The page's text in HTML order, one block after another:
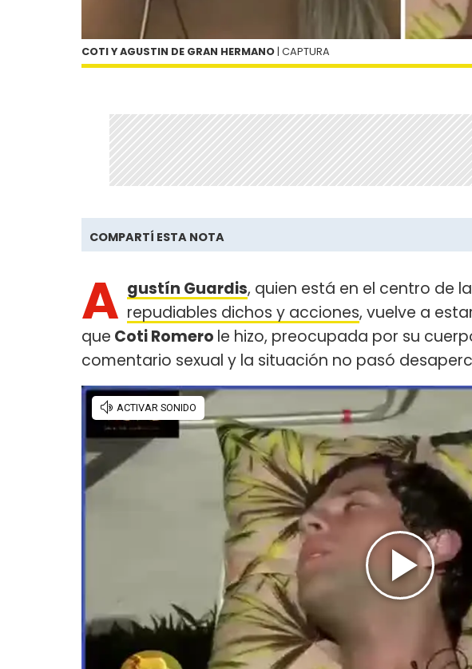
COTI Y AGUSTIN DE GRAN HERMANO | CAPTURA
COMPARTÍ ESTA NOTA
A gustín Guardis, quien está en el centro de la
repudiables dichos y acciones, vuelve a
que Coti Romero le hizo, preocupada por su
comentario sexual y la situación no pasó